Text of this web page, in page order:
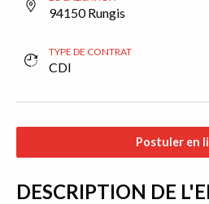
94150 Rungis
TYPE DE CONTRAT
CDI
Postuler en
DESCRIPTION DE